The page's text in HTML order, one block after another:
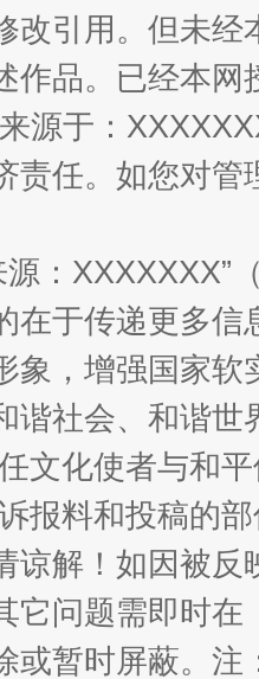
白藏房 除
改引用。但未
作品。已经本
源于：
责任。如您对
源：
在于传递更多
象，增强国家
谐社会、和谐
文化使者与和
报料和投稿的
谅解！如因被
它问题需即时在
或暂时屏蔽。